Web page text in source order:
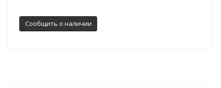
Сообщить о наличии